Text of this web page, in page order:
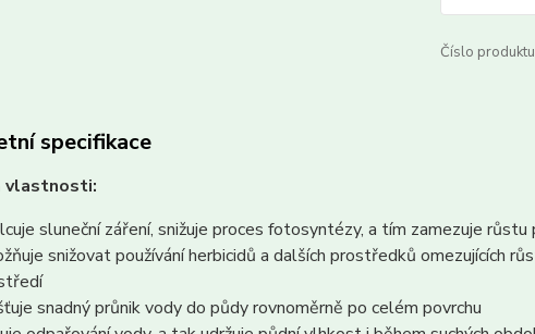
Číslo
specifikace
vlastnosti:
sluneční záření, snižuje proces fotosyntézy, a tím zamezuje
snižovat používání herbicidů a dalších prostředků omezujících
snadný průnik vody do půdy rovnoměrně po celém povrchu